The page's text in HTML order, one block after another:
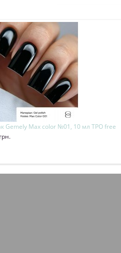
Gemely Max color №01, 10 мл TPO free